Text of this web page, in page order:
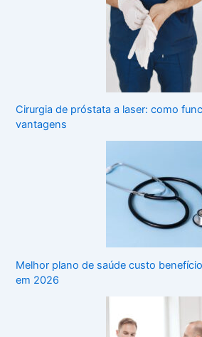
Cirurgia de próstata a laser: como
vantagens
Melhor plano de saúde custo
em 2026